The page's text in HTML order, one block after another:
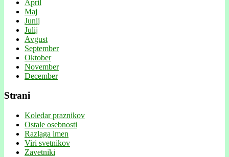
April
Maj
Junij
Julij
Avgust
September
Oktober
November
December
Strani
Koledar praznikov
Ostale osebnosti
Razlaga imen
Viri svetnikov
Zavetniki